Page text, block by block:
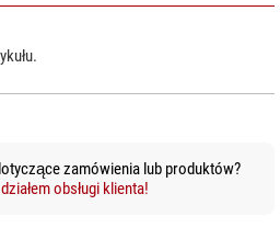
zamówienia lub produktów?
obsługi klienta!